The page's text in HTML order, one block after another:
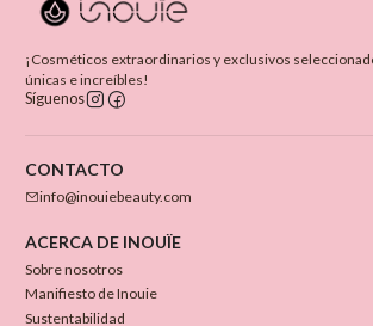
¡Cosméticos extraordinarios y exclusivos
únicas e increíbles!
Síguenos
CONTACTO
info@inouiebeauty.com
ACERCA DE INOUÏE
Sobre nosotros
Manifiesto de Inouie
Sustentabilidad